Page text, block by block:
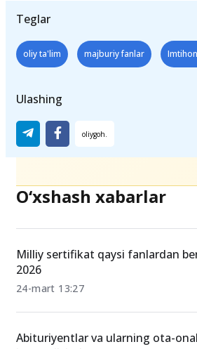
Teglar
oliy ta'lim
Ulashing
O‘xshash xabarlar
2026
24-mart 13:27